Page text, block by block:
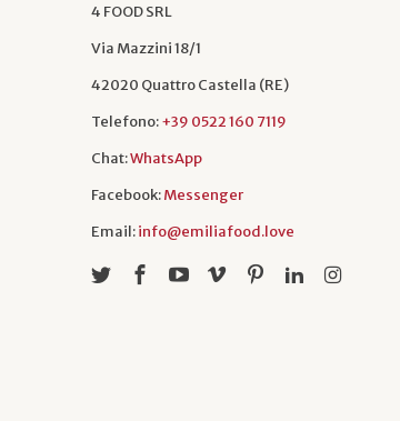
4 FOOD SRL
Via Mazzini 18/1
42020 Quattro Castella (RE)
Telefono:+39 0522 160 7119
Chat:WhatsApp
Facebook:Messenger
Email:info@emiliafood.love